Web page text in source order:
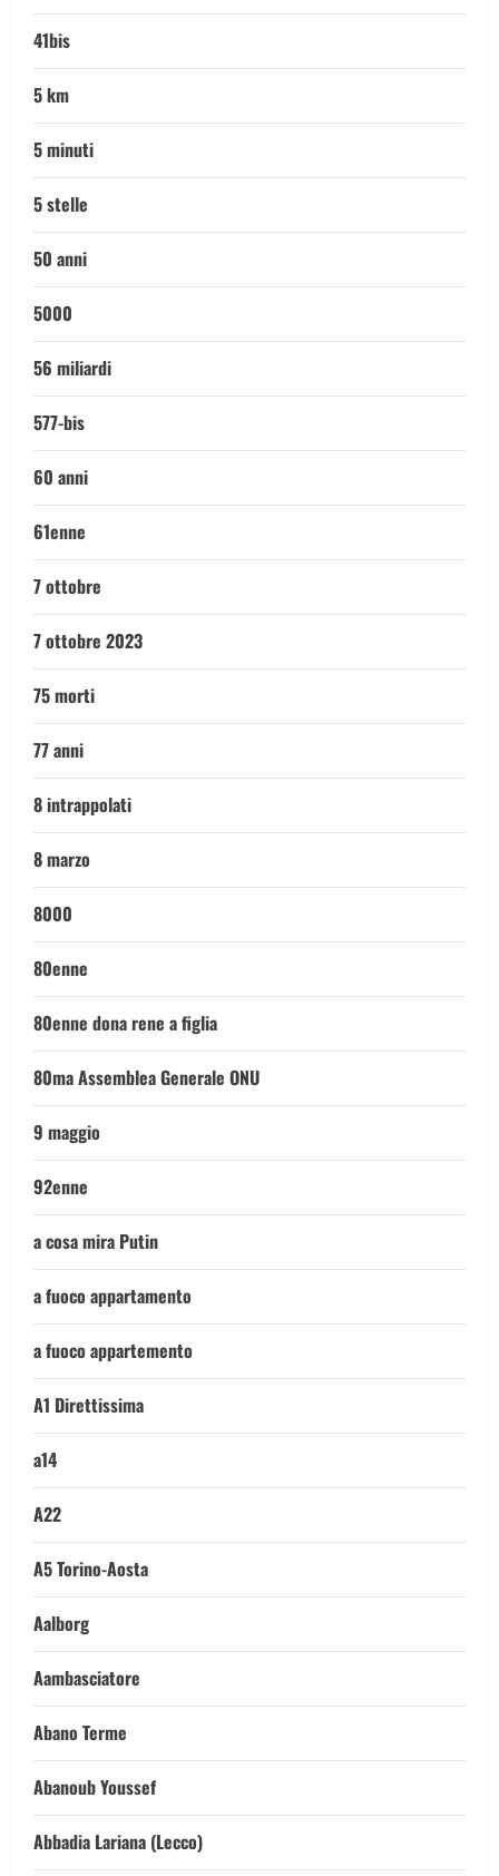
41bis
5 km
5 minuti
5 stelle
50 anni
5000
56 miliardi
577-bis
60 anni
61enne
7 ottobre
7 ottobre 2023
75 morti
77 anni
8 intrappolati
8 marzo
8000
80enne
80enne dona rene a figlia
80ma Assemblea Generale ONU
9 maggio
92enne
a cosa mira Putin
a fuoco appartamento
a fuoco appartemento
A1 Direttissima
a14
A22
A5 Torino-Aosta
Aalborg
Aambasciatore
Abano Terme
Abanoub Youssef
Abbadia Lariana (Lecco)